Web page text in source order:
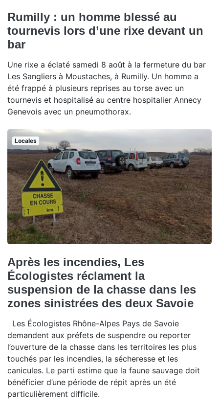
Rumilly : un homme blessé au
tournevis lors d’une rixe devant un
bar
Une rixe a éclaté samedi 8 août à la fermeture du bar
Les Sangliers à Moustaches, à Rumilly. Un homme a
été frappé à plusieurs reprises au torse avec un
tournevis et hospitalisé au centre hospitalier Annecy
Genevois avec un pneumothorax.
Locales
Après les incendies, Les
Écologistes réclament la
suspension de la chasse dans les
zones sinistrées des deux Savoie
Les Écologistes Rhône-Alpes Pays de Savoie
demandent aux préfets de suspendre ou reporter
l’ouverture de la chasse dans les territoires les plus
touchés par les incendies, la sécheresse et les
canicules. Le parti estime que la faune sauvage doit
bénéficier d’une période de répit après un été
particulièrement difficile.